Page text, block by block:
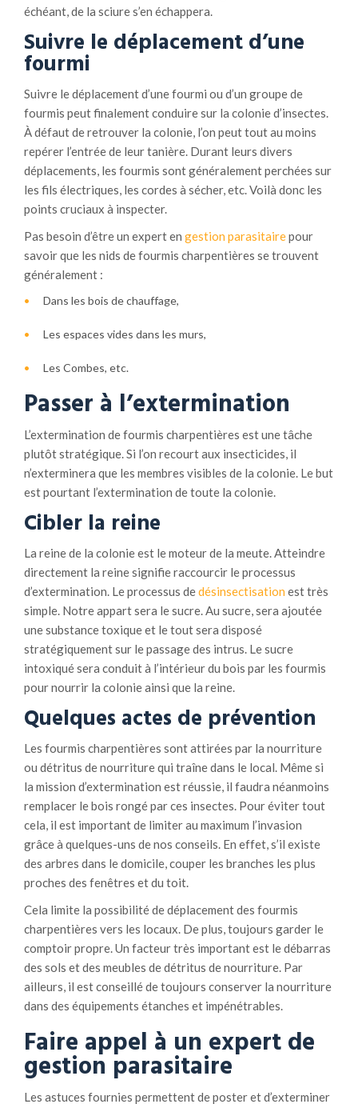
échéant, de la sciure s’en échappera.
Suivre le déplacement d’une
fourmi
Suivre le déplacement d’une fourmi ou d’un groupe de
fourmis peut finalement conduire sur la colonie d’insectes.
À défaut de retrouver la colonie, l’on peut tout au moins
repérer l’entrée de leur tanière. Durant leurs divers
déplacements, les fourmis sont généralement perchées sur
les fils électriques, les cordes à sécher, etc. Voilà donc les
points cruciaux à inspecter.
Pas besoin d’être un expert en gestion parasitairepour
savoir que les nids de fourmis charpentières se trouvent
généralement :
Dans les bois de chauffage,
Les espaces vides dans les murs,
Les Combes, etc.
Passer à l’extermination
L’extermination de fourmis charpentières est une tâche
plutôt stratégique. Si l’on recourt aux insecticides, il
n’exterminera que les membres visibles de la colonie. Le but
est pourtant l’extermination de toute la colonie.
Cibler la reine
La reine de la colonie est le moteur de la meute. Atteindre
directement la reine signifie raccourcir le processus
d’extermination. Le processus dedésinsectisation est très
simple. Notre appart sera le sucre. Au sucre, sera ajoutée
une substance toxique et le tout sera disposé
stratégiquement sur le passage des intrus. Le sucre
intoxiqué sera conduit à l’intérieur du bois par les fourmis
pour nourrir la colonie ainsi que la reine.
Quelques actes de prévention
Les fourmis charpentières sont attirées par la nourriture
ou détritus de nourriture qui traîne dans le local. Même si
la mission d’extermination est réussie, il faudra néanmoins
remplacer le bois rongé par ces insectes. Pour éviter tout
cela, il est important de limiter au maximum l’invasion
grâce à quelques-uns de nos conseils. En effet, s’il existe
des arbres dans le domicile, couper les branches les plus
proches des fenêtres et du toit.
Cela limite la possibilité de déplacement des fourmis
charpentières vers les locaux. De plus, toujours garder le
comptoir propre. Un facteur très important est le débarras
des sols et des meubles de détritus de nourriture. Par
ailleurs, il est conseillé de toujours conserver la nourriture
dans des équipements étanches et impénétrables.
Faire appel à un expert de
gestion parasitaire
Les astuces fournies permettent de poster et d’exterminer